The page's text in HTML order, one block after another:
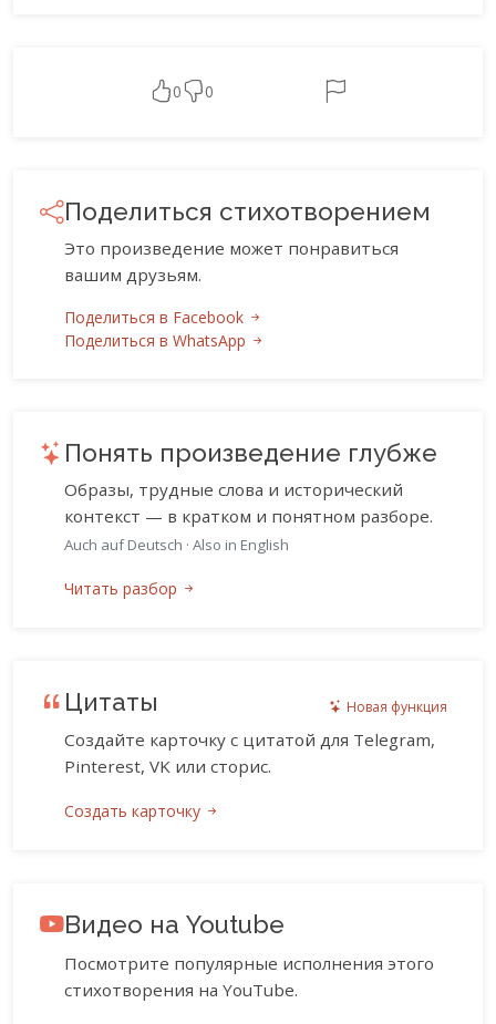
0 0
Поделиться стихотворением
Это произведение может понравиться
вашим друзьям.
Поделиться в Facebook
Поделиться в WhatsApp
Понять произведение глубже
Образы, трудные слова и исторический
контекст — в кратком и понятном разборе.
Auch auf Deutsch · Also in English
Читать разбор
Цитаты Новая функция
Создайте карточку с цитатой для Telegram,
Pinterest, VK или сторис.
Создать карточку
Видео на Youtube
Посмотрите популярные исполнения этого
стихотворения на YouTube.